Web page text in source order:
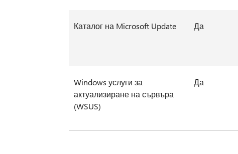
Каталог на Microsoft Update Да
Windows услуги за
актуализиране на сървъра
(WSUS)
Да